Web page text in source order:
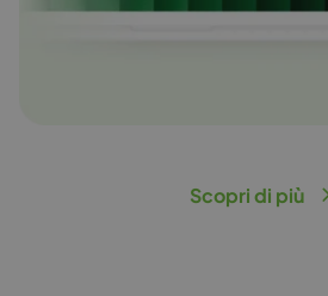
Scopri di più